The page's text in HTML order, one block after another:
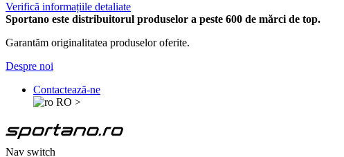
Verifică informațiile detaliate
Sportano este distribuitorul produselor a peste 600 de mărci de top.
Garantăm originalitatea produselor oferite.
Despre noi
Contactează-ne
RO >
Nav switch